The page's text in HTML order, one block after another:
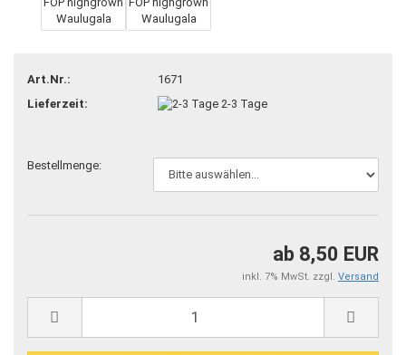
Art.Nr.:
1671
Lieferzeit:
2-3 Tage
Bestellmenge:
ab 8,50 EUR
inkl. 7% MwSt. zzgl. Versand